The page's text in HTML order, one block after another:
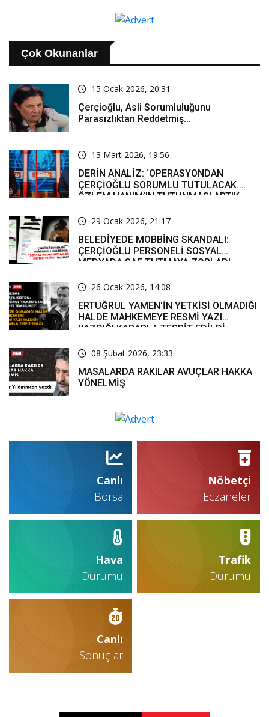
Çok Okunanlar
15 Ocak 2026, 20:31
Çerçioğlu, Asli Sorumluluğunu
Parasızlıktan Reddetmiş…
13 Mart 2026, 19:56
DERİN ANALİZ: ‘OPERASYONDAN
ÇERÇİOĞLU SORUMLU TUTULACAK.
ÖZLEM HANIM’IN TUTUNMASI ARTIK
29 Ocak 2026, 21:17
BELEDİYEDE MOBBİNG SKANDALI:
ÇERÇİOĞLU PERSONELİ SOSYAL
MEDYADA SAF TUTMAYA ZORLADI
26 Ocak 2026, 14:08
ERTUĞRUL YAMEN'İN YETKİSİ OLMADIĞI
HALDE MAHKEMEYE RESMİ YAZI
YAZDIĞI KARARLA TESPİT EDİLDİ
08 Şubat 2026, 23:33
MASALARDA RAKILAR AVUÇLAR HAKKA
YÖNELMİŞ
Canlı
Borsa
Nöbetçi
Eczaneler
Hava
Durumu
Trafik
Durumu
Canlı
Sonuçlar